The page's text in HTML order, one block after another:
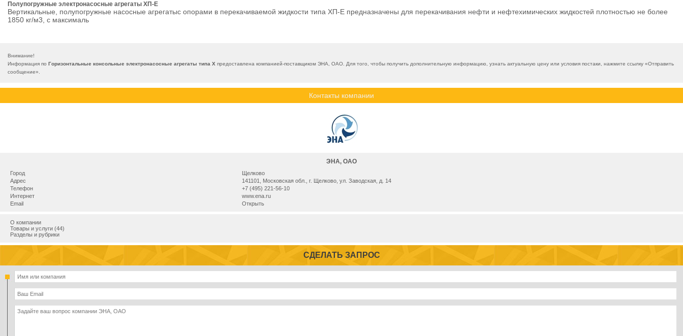
Полупогружные электронасосные агрегаты ХП-Е
Вертикальные, полупогружные насосные агрегатыс опорами в перекачиваемой жидкости типа ХП-Е предназначены для перекачивания нефти и нефтехимических жидкостей плотностью не более
1850 кг/м3, с максималь
Внимание!
Информация по Горизонтальные консольные электронасосные агрегаты типа Х предоставлена компанией-поставщиком ЭНА, ОАО. Для того, чтобы получить дополнительную информацию, узнать актуальную цену или условия постаки, нажмите ссылку «Отправить
сообщение».
Контакты компании
ЭНА, ОАО
Город
Щелково
Адрес
141101, Московская обл., г. Щелково, ул. Заводская, д. 14
Телефон
+7 (495) 221-56-10
Интернет
www.ena.ru
Email
Открыть
О компании
Товары и услуги (44)
Разделы и рубрики
СДЕЛАТЬ ЗАПРОС